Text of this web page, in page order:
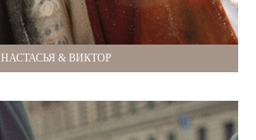
НАСТАСЬЯ & ВИКТОР